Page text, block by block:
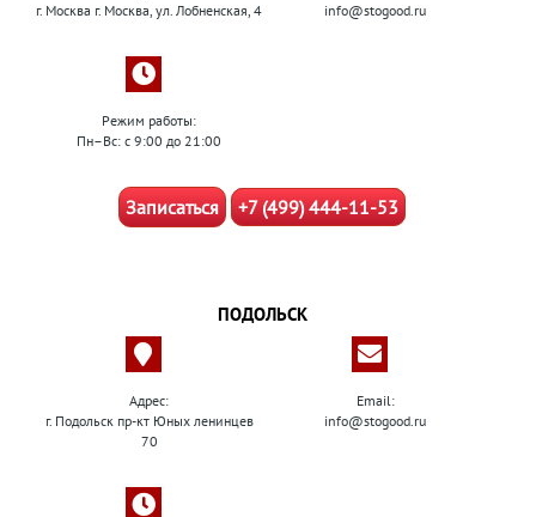
г. Москва г. Москва, ул. Лобненская, 4
info@stogood.ru
Режим работы:
Пн–Вс: с 9:00 до 21:00
Записаться +7 (499) 444-11-53
ПОДОЛЬСК
Адрес:
г. Подольск пр-кт Юных ленинцев
70
Email:
info@stogood.ru